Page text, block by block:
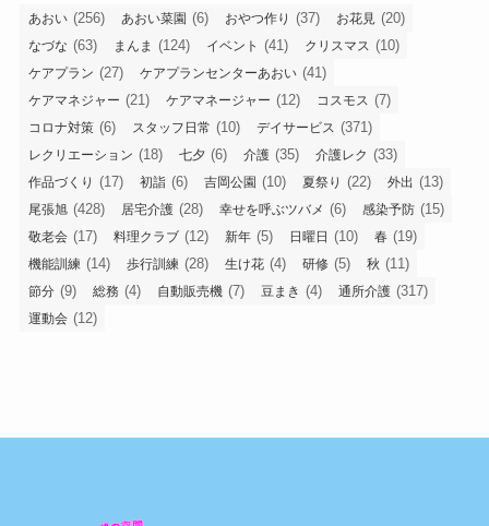
あおい (256) あおい菜園 (6) おやつ作り (37) お花見 (20)
なづな (63) まんま (124) イベント (41) クリスマス (10)
ケアプラン (27) ケアプランセンターあおい (41)
ケアマネジャー (21) ケアマネージャー (12) コスモス (7)
コロナ対策 (6) スタッフ日常 (10) デイサービス (371)
レクリエーション (18) 七夕 (6) 介護 (35) 介護レク (33)
作品づくり (17) 初詣 (6) 吉岡公園 (10) 夏祭り (22) 外出 (13)
尾張旭 (428) 居宅介護 (28) 幸せを呼ぶツバメ (6) 感染予防 (15)
敬老会 (17) 料理クラブ (12) 新年 (5) 日曜日 (10) 春 (19)
機能訓練 (14) 歩行訓練 (28) 生け花 (4) 研修 (5) 秋 (11)
節分 (9) 総務 (4) 自動販売機 (7) 豆まき (4) 通所介護 (317)
運動会 (12)